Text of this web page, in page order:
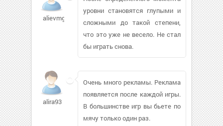
alievmg
уровни становятся глупыми и
сложными до такой степени,
что это уже не весело. Не стал
бы играть снова.
alira93
Очень много рекламы. Реклама
появляется после каждой игры.
В большинстве игр вы бьете по
мячу только один раз.